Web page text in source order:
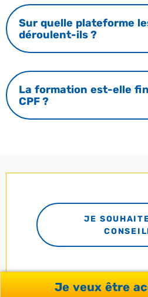
Sur quelle plateforme
déroulent-ils ?
La formation est-elle
CPF ?
JE
Je veux être